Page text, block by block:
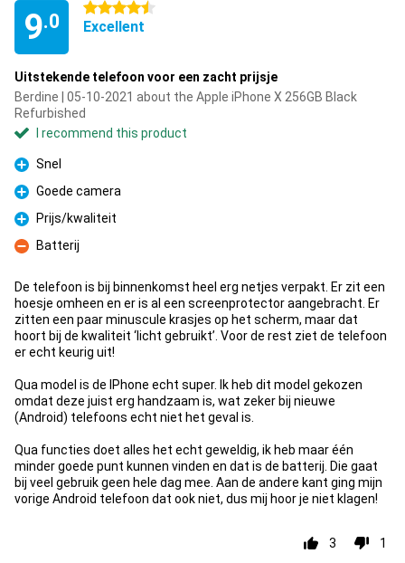
9.0
4.5 stars
Excellent
Uitstekende telefoon voor een zacht prijsje
Berdine | 05-10-2021 about the Apple iPhone X 256GB Black
Refurbished
I recommend this product
Pro
Snel
Pro
Goede camera
Pro
Prijs/kwaliteit
Con
Batterij
De telefoon is bij binnenkomst heel erg netjes verpakt. Er zit een
hoesje omheen en er is al een screenprotector aangebracht. Er
zitten een paar minuscule krasjes op het scherm, maar dat
hoort bij de kwaliteit ‘licht gebruikt’. Voor de rest ziet de telefoon
er echt keurig uit!
Qua model is de IPhone echt super. Ik heb dit model gekozen
omdat deze juist erg handzaam is, wat zeker bij nieuwe
(Android) telefoons echt niet het geval is.
Qua functies doet alles het echt geweldig, ik heb maar één
minder goede punt kunnen vinden en dat is de batterij. Die gaat
bij veel gebruik geen hele dag mee. Aan de andere kant ging mijn
vorige Android telefoon dat ook niet, dus mij hoor je niet klagen!
3 1